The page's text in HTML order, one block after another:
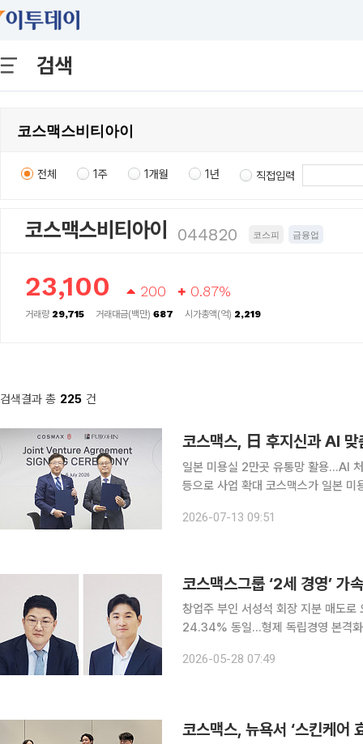
검색
전체 1주 1개월 1년 직접입력
코스맥스비티아이 044820 코스피 금융업
23,100 200 0.87%
거래량 29,715 거래대금(백만) 687 시가총액(억) 2,219
검색결과 총 225 건
코스맥스, 日 후지신과 AI 맞
일본 미용실 2만곳 유통망 활용…AI
등으로 사업 확대 코스맥스가 일본 미용 전문기업 후지신과 손잡고 AI 기반 맞춤형 화장품 사업의
으로 미국과 유럽 등 글로벌 시장으로
2026-07-13 09:51
코스맥스그룹 ‘2세 경영’ 가
창업주 부인 서성석 회장 지분 매도로
24.34% 동일…형제 독립경영 본격화 화장품 제조자개발생산(ODM) 기업 코스맥스그룹의 지
대주주였던 서성석 회장에서 창업주
2026-05-28 07:49
코스맥스, 뉴욕서 ‘스킨케어